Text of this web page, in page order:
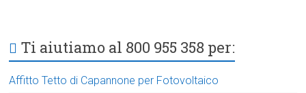
Ti aiutiamo al 800 955 358 per:
Affitto Tetto di Capannone per Fotovoltaico